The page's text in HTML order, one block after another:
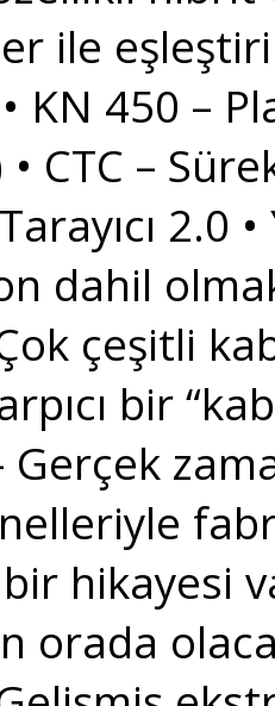
ile
KN 450 –
CTC –
2.0
dahil
çeşitli
bir
Gerçek
hikayesi
orada